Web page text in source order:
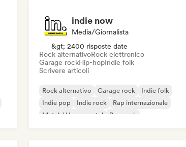
indie now
Media/Giornalista
&gt; 2400 risposte date
Rock alternativoRock elettronico
Garage rockHip-hopIndie folk
Scrivere articoli
Rock alternativo Garage rock
Indie folk
Indie pop
Indie rock
Rap internazionale
Metal / Heavy metal
Pop rock